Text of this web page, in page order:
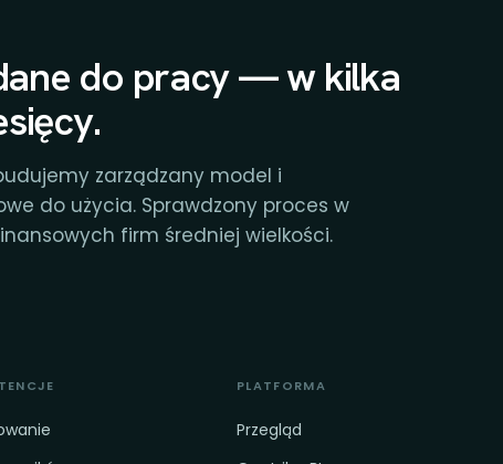
do pracy — w kilka
zarządzany model i
do użycia. Sprawdzony proces w
firm średniej wielkości.
PLATFORMA
Przegląd